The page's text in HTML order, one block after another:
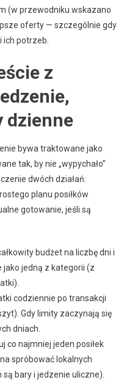
(w przewodniku wskazano
oferty — szczególnie gdy
ich potrzeb.
z
dzienne
bywa traktowane jako
tak, by nie „wypychało”
dwóch działań:
planu posiłków
gotowanie, jeśli są
budżet na liczbę dni i
jedną z kategorii (z
codziennie po transakcji
Gdy limity zaczynają się
dniach.
co najmniej jeden posiłek
spróbować lokalnych
bary i jedzenie uliczne).